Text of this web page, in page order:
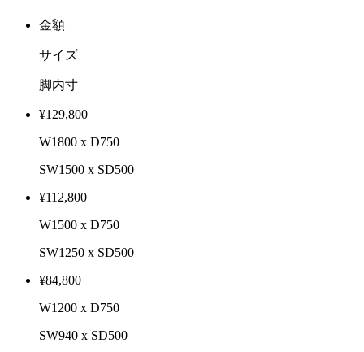
金額
サイズ
脚内寸
¥129,800
W1800 x D750
SW1500 x SD500
¥112,800
W1500 x D750
SW1250 x SD500
¥84,800
W1200 x D750
SW940 x SD500